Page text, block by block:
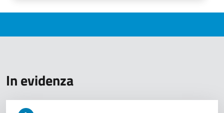
In evidenza